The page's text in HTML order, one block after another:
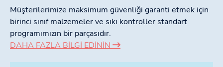
Müşterilerimize maksimum güvenliği garanti etmek için
birinci sınıf malzemeler ve sıkı kontroller standart
programımızın bir parçasıdır.
DAHA FAZLA BILGI EDININ